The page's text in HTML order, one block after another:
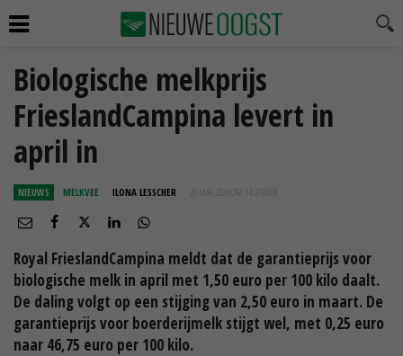
Biologische melkprijs
FrieslandCampina levert in
april in
NIEUWS MELKVEE ILONA LESSCHER 25 MAA 2024 OM 14:21
Royal FrieslandCampina meldt dat de garantieprijs voor
biologische melk in april met 1,50 euro per 100 kilo daalt.
De daling volgt op een stijging van 2,50 euro in maart. De
garantieprijs voor boerderijmelk stijgt wel, met 0,25 euro
naar 46,75 euro per 100 kilo.